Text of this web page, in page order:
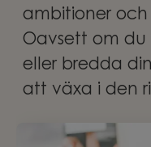
ambitioner
Oavsett om du
eller bredda
att växa i den